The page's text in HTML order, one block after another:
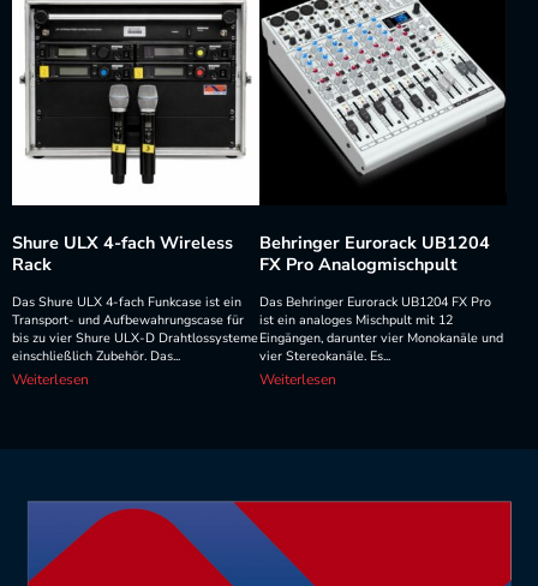
Shure ULX 4-fach Wireless
Rack
Das Shure ULX 4-fach Funkcase ist ein
Transport- und Aufbewahrungscase für
bis zu vier Shure ULX-D Drahtlossysteme
einschließlich Zubehör. Das...
Weiterlesen
Behringer Eurorack UB1204
FX Pro Analogmischpult
Das Behringer Eurorack UB1204 FX Pro
ist ein analoges Mischpult mit 12
Eingängen, darunter vier Monokanäle und
vier Stereokanäle. Es...
Weiterlesen